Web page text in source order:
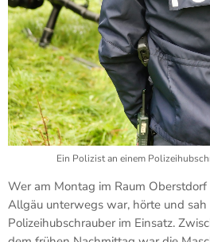
Ein Polizist an einem
Wer am Montag im Raum Oberstdorf
Allgäu unterwegs war, hörte und
Polizeihubschrauber im Einsatz.